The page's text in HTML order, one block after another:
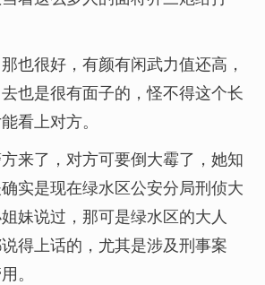
也很好，有颜有闲武力值还高，
也是很有面子的，怪不得这个长
看上对方。
来了，对方可要倒大霉了，她知
实是现在绿水区公安分局刑侦大
妹说过，那可是绿水区的大人
得上话的，尤其是涉及刑事案
。